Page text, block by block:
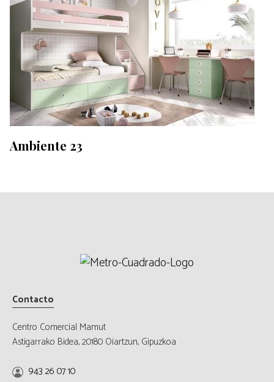
Ambiente 23
Contacto
Centro Comercial Mamut
Astigarrako Bidea, 20180 Oiartzun, Gipuzkoa
943 26 07 10